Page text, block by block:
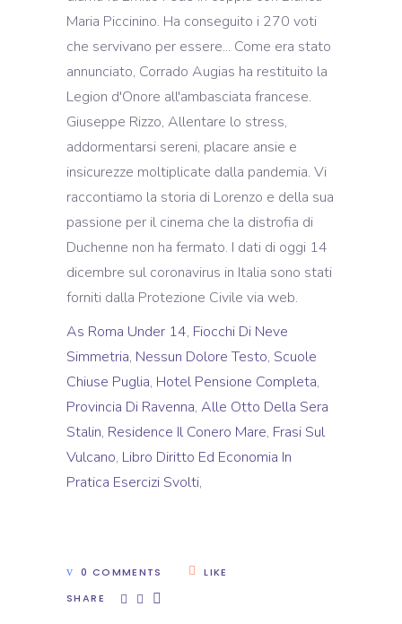
As Roma Under 14, Fiocchi Di Neve
Simmetria, Nessun Dolore Testo, Scuole
Chiuse Puglia, Hotel Pensione Completa,
Provincia Di Ravenna, Alle Otto Della Sera
Stalin, Residence Il Conero Mare, Frasi Sul
Vulcano, Libro Diritto Ed Economia In
Pratica Esercizi Svolti,
0 COMMENTS
LIKE
SHARE